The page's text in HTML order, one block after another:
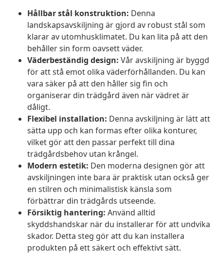
Hållbar stål konstruktion: Denna
landskapsavskiljning är gjord av robust stål som
klarar av utomhusklimatet. Du kan lita på att den
behåller sin form oavsett väder.
Väderbeständig design: Vår avskiljning är byggd
för att stå emot olika väderförhållanden. Du kan
vara säker på att den håller sig fin och
organiserar din trädgård även när vädret är
dåligt.
Flexibel installation: Denna avskiljning är lätt att
sätta upp och kan formas efter olika konturer,
vilket gör att den passar perfekt till dina
trädgårdsbehov utan krångel.
Modern estetik: Den moderna designen gör att
avskiljningen inte bara är praktisk utan också ger
en stilren och minimalistisk känsla som
förbättrar din trädgårds utseende.
Försiktig hantering: Använd alltid
skyddshandskar när du installerar för att undvika
skador. Detta steg gör att du kan installera
produkten på ett säkert och effektivt sätt.